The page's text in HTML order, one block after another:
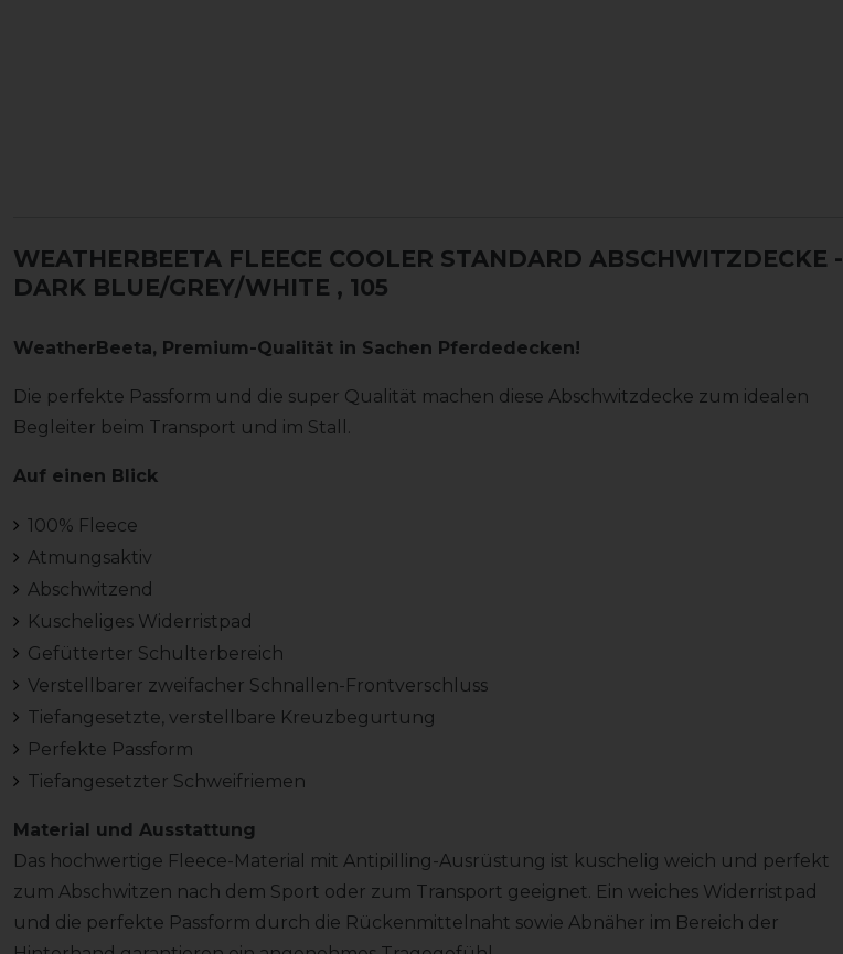
WEATHERBEETA FLEECE COOLER STANDARD ABSCHWITZDECKE -
DARK BLUE/GREY/WHITE , 105
WeatherBeeta, Premium-Qualität in Sachen Pferdedecken!
Die perfekte Passform und die super Qualität machen diese Abschwitzdecke zum idealen
Begleiter beim Transport und im Stall.
Auf einen Blick
100% Fleece
Atmungsaktiv
Abschwitzend
Kuscheliges Widerristpad
Gefütterter Schulterbereich
Verstellbarer zweifacher Schnallen-Frontverschluss
Tiefangesetzte, verstellbare Kreuzbegurtung
Perfekte Passform
Tiefangesetzter Schweifriemen
Material und Ausstattung
Das hochwertige Fleece-Material mit Antipilling-Ausrüstung ist kuschelig weich und perfekt
zum Abschwitzen nach dem Sport oder zum Transport geeignet. Ein weiches Widerristpad
und die perfekte Passform durch die Rückenmittelnaht sowie Abnäher im Bereich der